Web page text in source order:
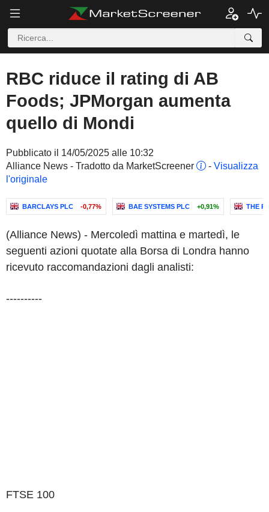
RBC riduce il rating di AB
Foods; JPMorgan aumenta
quello di Mondi
Pubblicato il 14/05/2025 alle 10:32
Alliance News - Tradotto da MarketScreener
- Visualizza
l'originale
BARCLAYS PLC -0,77% BAE SYSTEMS PLC +0,91% THE
(Alliance News) - Mercoledì mattina e martedì, le
seguenti azioni quotate alla Borsa di Londra hanno
ricevuto raccomandazioni dagli analisti:
----------
FTSE 100